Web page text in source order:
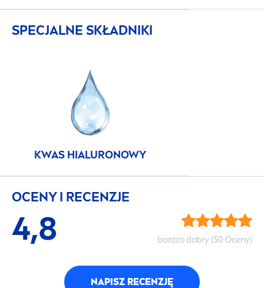
SPECJALNE SKŁADNIKI
KWAS HIALURONOWY
OCENY I RECENZJE
4,8 bardzo dobry (50 Oceny)
NAPISZ RECENZJĘ